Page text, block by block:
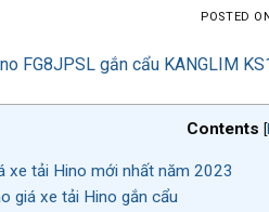
POSTED
Contents [
xe tải Hino mới nhất năm 2023
giá xe tải Hino gắn cẩu